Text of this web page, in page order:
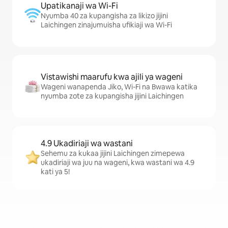
Upatikanaji wa Wi-Fi
Nyumba 40 za kupangisha za likizo jijini
Laichingen zinajumuisha ufikiaji wa Wi-Fi
Vistawishi maarufu kwa ajili ya wageni
Wageni wanapenda Jiko, Wi-Fi na Bwawa katika
nyumba zote za kupangisha jijini Laichingen
4.9 Ukadiriaji wa wastani
Sehemu za kukaa jijini Laichingen zimepewa
ukadiriaji wa juu na wageni, kwa wastani wa 4.9
kati ya 5!